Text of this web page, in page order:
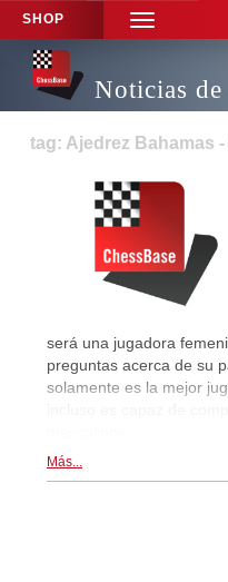
SHOP
TOGGLE
NAVIGATION
Noticias de
tag: Ajedrez Bahamas -
será una jugadora
preguntas acerca de su
solamente es la mejor
incluso es capaz de
Más...